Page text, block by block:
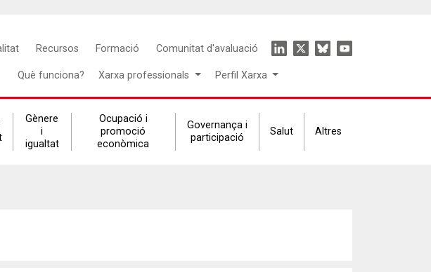
Recursos Formació Comunitat d'avaluació
Icon
menu
Què funciona? Xarxa professionals Perfil Xarxa
Gènere
i
igualtat
Ocupació i
promoció
econòmica
Governança i
participació
Salut Altres